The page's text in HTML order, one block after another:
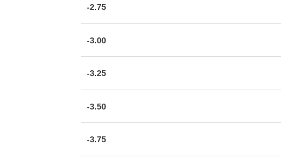
-2.75
-3.00
-3.25
-3.50
-3.75